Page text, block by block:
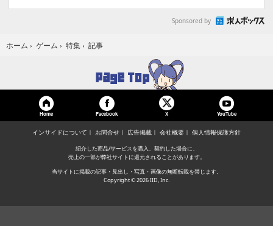
Sponsored by
ホーム › ゲーム › 特集 › 記事
Home Facebook X YouTube
インサイドについて お問合せ 広告掲載 会社概要 個人情報保護方針
紹介した商品/サービスを購入、契約した場合に、
売上の一部が弊社サイトに還元されることがあります。
当サイトに掲載の記事・見出し・写真・画像の無断転載を禁じます。
Copyright © 2026 IID, Inc.